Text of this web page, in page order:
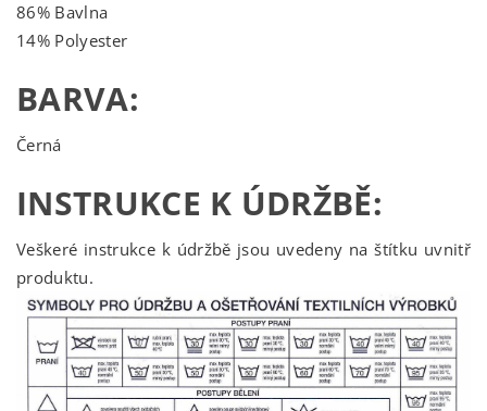
86% Bavlna
14% Polyester
BARVA:
Černá
INSTRUKCE K ÚDRŽBĚ:
Veškeré instrukce k údržbě jsou uvedeny na štítku uvnitř
produktu.